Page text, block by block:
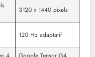
3120 x 1440 pixels
120 Hz adaptatif